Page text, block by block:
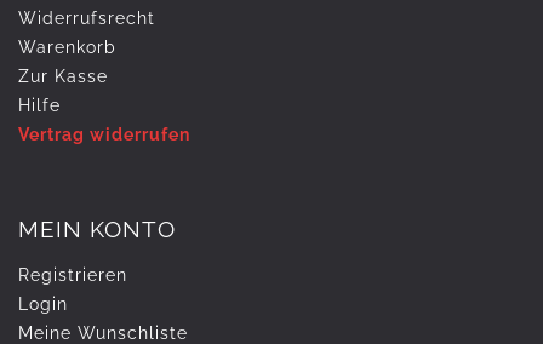
Widerrufs­recht
Warenkorb
Zur Kasse
Hilfe
Vertrag widerrufen
MEIN KONTO
Registrieren
Login
Meine Wunschliste